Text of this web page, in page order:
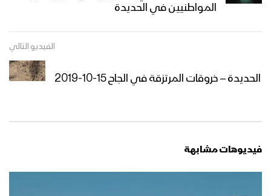
المواطنيين في الحديدة
الفيديو التالي
الحديدة – خروقات المرتزقة في الجاح 15-10-2019
فيديوهات مشابهة